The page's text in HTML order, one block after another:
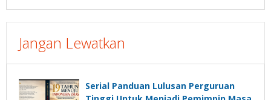
Jangan Lewatkan
Serial Panduan Lulusan Perguruan